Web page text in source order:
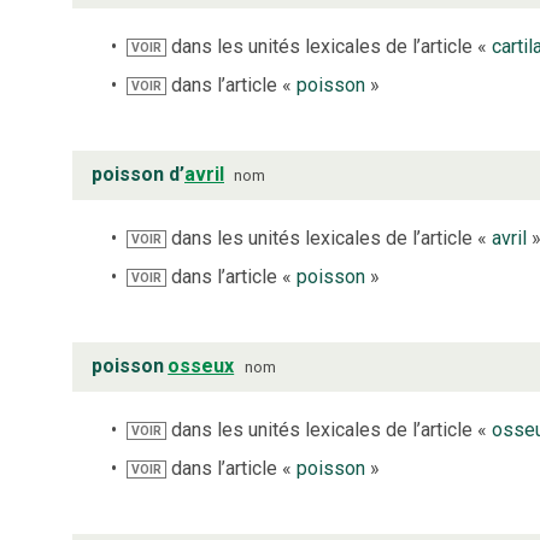
VOIR dans les unités lexicales de l’article «
VOIR dans l’article «poisson »
poisson d’avril nom
VOIR dans les unités lexicales de l’article «avril »
VOIR dans l’article «poisson »
poisson osseux nom
VOIR dans les unités lexicales de l’article «
VOIR dans l’article «poisson »